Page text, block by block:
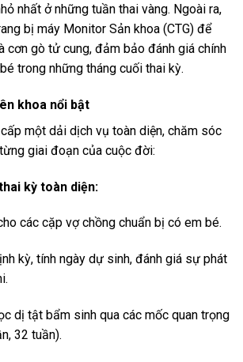
nhất ở những tuần thai vàng. Ngoài ra,
bị máy Monitor Sản khoa (CTG) để
cơn gò tử cung, đảm bảo đánh giá chính
trong những tháng cuối thai kỳ.
khoa nổi bật
một dải dịch vụ toàn diện, chăm sóc
giai đoạn của cuộc đời:
kỳ toàn diện:
các cặp vợ chồng chuẩn bị có em bé.
kỳ, tính ngày dự sinh, đánh giá sự phát
dị tật bẩm sinh qua các mốc quan trọng
32 tuần).